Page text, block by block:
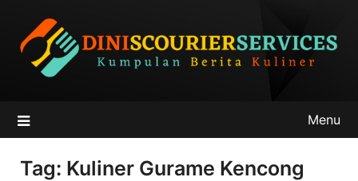
content
Menu
Tag: Kuliner Gurame Kencong